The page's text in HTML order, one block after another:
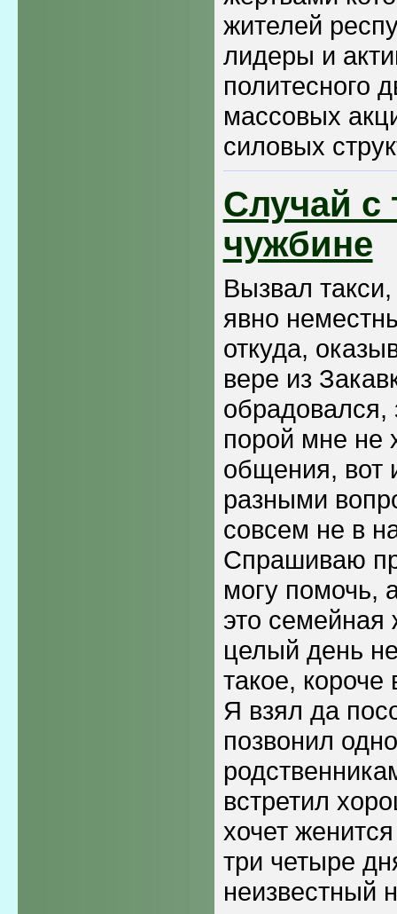
жителей
лидеры и
политесного
массовых
силовых
Случай с
чужбине
Вызвал
явно
откуда,
вере из
обрадовался,
порой мне не
общения, вот
разными
совсем не в
Спрашиваю
могу помочь,
это семейная
целый день
такое, короче
Я взял да
позвонил
встретил
хочет
три четыре
неизвестный